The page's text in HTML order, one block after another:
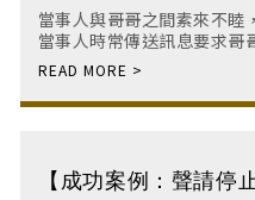
當事人與哥哥之間素來不睦
當事人時常傳送訊息要求哥
對當事人提起偽造文書、恐
【成功案例：聲請停